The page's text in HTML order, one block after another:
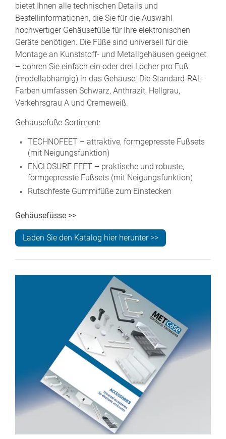
bietet Ihnen alle technischen Details und
Bestellinformationen, die Sie für die Auswahl
hochwertiger Gehäusefüße für Ihre elektronischen
Geräte benötigen. Die Füße sind universell für die
Montage an Kunststoff- und Metallgehäusen geeignet
– bohren Sie einfach ein oder drei Löcher pro Fuß
(modellabhängig) in das Gehäuse. Die Standard-RAL-
Farben umfassen Schwarz, Anthrazit, Hellgrau,
Verkehrsgrau A und Cremeweiß.
Gehäusefüße-Sortiment:
TECHNOFEET – attraktive, formgepresste Fußsets
(mit Neigungsfunktion)
ENCLOSURE FEET – praktische und robuste,
formgepresste Fußsets (mit Neigungsfunktion)
Rutschfeste Gummifüße zum Einstecken
Gehäusefüsse >>
Laden Sie den Katalog hier herunter >>